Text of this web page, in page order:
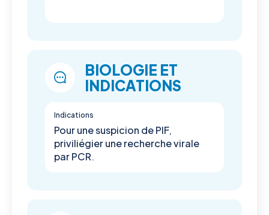
BIOLOGIE ET
INDICATIONS
Indications
Pour une suspicion de PIF,
priviliégier une recherche virale
par PCR.